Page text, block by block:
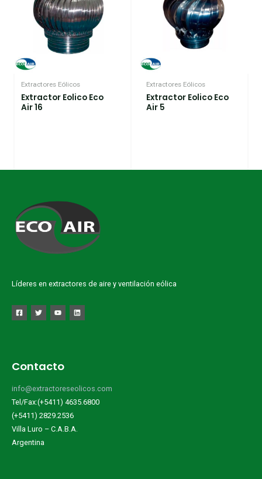
Extractores Eólicos
Extractor Eolico Eco
Air 16
Extractores Eólicos
Extractor Eolico Eco
Air 5
Líderes en extractores de aire y ventilación eólica
Contacto
info@extractoreseolicos.com
Tel/Fax:(+5411) 4635.6800
(+5411) 2829.2536
Villa Luro – C.A.B.A.
Argentina